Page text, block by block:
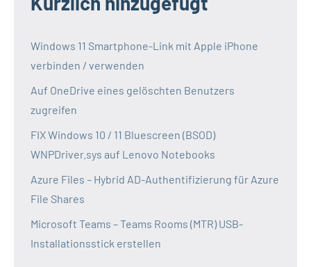
Windows 11 Smartphone-Link mit Apple iPhone
verbinden / verwenden
Auf OneDrive eines gelöschten Benutzers
zugreifen
FIX Windows 10 / 11 Bluescreen (BSOD)
WNPDriver.sys auf Lenovo Notebooks
Azure Files – Hybrid AD-Authentifizierung für Azure
File Shares
Microsoft Teams – Teams Rooms (MTR) USB-
Installationsstick erstellen